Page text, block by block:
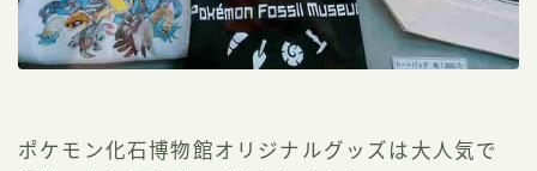
ポケモン化石博物館オリジナルグッズは大人気で